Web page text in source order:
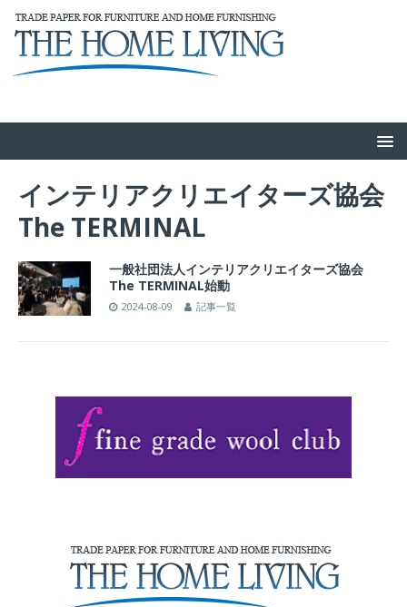
インテリアクリエイターズ協会
The TERMINAL
一般社団法人インテリアクリエイターズ協会
The TERMINAL始動
2024-08-09 記事一覧